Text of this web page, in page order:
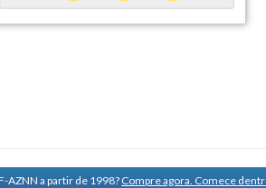
AZNN a partir de 1998?Compre agora. Comece